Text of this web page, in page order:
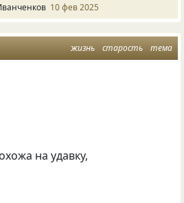
10 фев 2025
жизнь старость тема
на удавку,